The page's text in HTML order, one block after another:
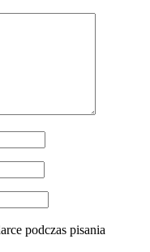
podczas pisania